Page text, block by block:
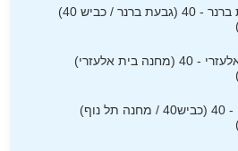
גבעת ברנר - 40 (גבעת ברנר / כביש 40)
בית אלעזרי - 40 (מחנה בית אלעזרי)
גדרה - 40 (כביש40 / מחנה תל נוף)